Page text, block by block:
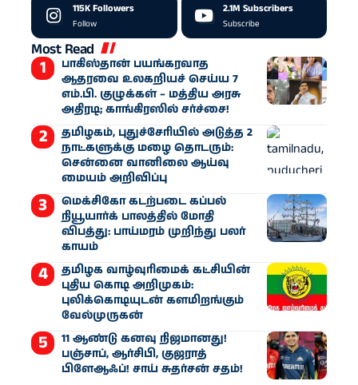
115KFollowers
Follow
2.1M Subscribers
Subscribe
Most Read
பாகிஸ்தான் பயங்கரவாத
ஆதரவை உலகறியச் செய்ய 7
எம்.பி. குழுக்கள் – மத்திய அரசு
அதிரடி; காங்கிரஸில் சர்ச்சை!
தமிழகம், புதுச்சேரியில் அடுத்த 2
நாட்களுக்கு மழை தொடரும்:
சென்னை வானிலை ஆய்வு
மையம் அறிவிப்பு
மெக்சிகோ கடற்படை கப்பல்
நியூயார்க் பாலத்தில் மோதி
விபத்து: பாய்மரம் முறிந்து பலர்
காயம்
தமிழக வாழ்வுரிமைக் கட்சியின்
புதிய கொடி அறிமுகம்:
புலிக்கொடியுடன் களமிறங்கும்
வேல்முருகன்
11 ஆண்டு கனவு நிஜமானது!
பஞ்சாப், ஆர்சிபி, குஜராத்
பிளேஆஃப்! சாய் சுதர்சன் சதம்!